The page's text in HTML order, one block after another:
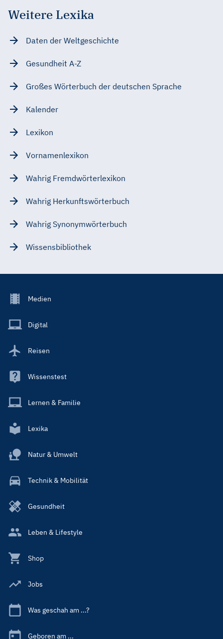
Weitere Lexika
Daten der Weltgeschichte
Gesundheit A-Z
Großes Wörterbuch der deutschen Sprache
Kalender
Lexikon
Vornamenlexikon
Wahrig Fremdwörterlexikon
Wahrig Herkunftswörterbuch
Wahrig Synonymwörterbuch
Wissensbibliothek
Footer
Main
Medien
Digital
Reisen
Wissenstest
Lernen & Familie
Lexika
Natur & Umwelt
Technik & Mobilität
Gesundheit
Leben & Lifestyle
Shop
Jobs
Was geschah am ...?
Geboren am ...